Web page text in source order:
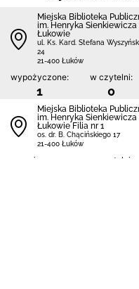
Miejska Biblioteka
im. Henryka Sienkiewicza
Łukowie
ul. Ks. Kard. Stefana
24
21-400 Łuków
wypożyczone:
1
w czytelni:
0
Miejska Biblioteka
im. Henryka Sienkiewicza
Łukowie Filia nr 1
os. dr. B. Chącińskiego 17
21-400 Łuków
wypożyczone: w czytelni: